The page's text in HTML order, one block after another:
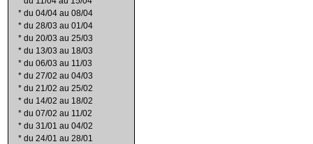
* du 04/04 au 08/04
* du 28/03 au 01/04
* du 20/03 au 25/03
* du 13/03 au 18/03
* du 06/03 au 11/03
* du 27/02 au 04/03
* du 21/02 au 25/02
* du 14/02 au 18/02
* du 07/02 au 11/02
* du 31/01 au 04/02
* du 24/01 au 28/01